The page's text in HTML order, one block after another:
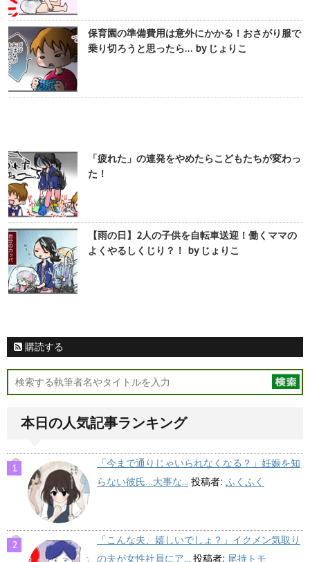
保育園の準備費用は意外にかかる！おさがり服で
乗り切ろうと思ったら… by じょりこ
「疲れた」の連発をやめたらこどもたちが変わっ
た！
【雨の日】2人の子供を自転車送迎！働くママの
よくやるしくじり？！ by じょりこ
購読する
本日の人気記事ランキング
「今まで通りじゃいられなくなる？」妊娠を知
らない彼氏…大事な... 投稿者: ふくふく
「こんな夫、嬉しいでしょ？」イクメン気取り
の夫が女性社員にア... 投稿者: 尾持トモ